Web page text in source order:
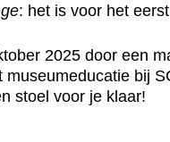
: het is voor het
2025 door een
bij
stoel voor je klaar!